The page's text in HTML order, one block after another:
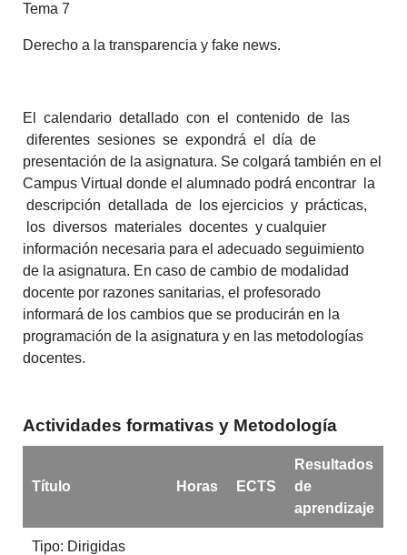
Tema 7
Derecho a la transparencia y fake news.
El calendario detallado con el contenido de las
diferentes sesiones se expondrá el día de
presentación de la asignatura. Se colgará también en el
Campus Virtual donde el alumnado podrá encontrar la
descripción detallada de los ejercicios y prácticas,
los diversos materiales docentes y cualquier
información necesaria para el adecuado seguimiento
de la asignatura. En caso de cambio de modalidad
docente por razones sanitarias, el profesorado
informará de los cambios que se producirán en la
programación de la asignatura y en las metodologías
docentes.
Actividades formativas y Metodología
Título Horas ECTS
Resultados
de
aprendizaje
Tipo: Dirigidas